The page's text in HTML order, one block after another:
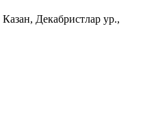
Декабристлар ур.,